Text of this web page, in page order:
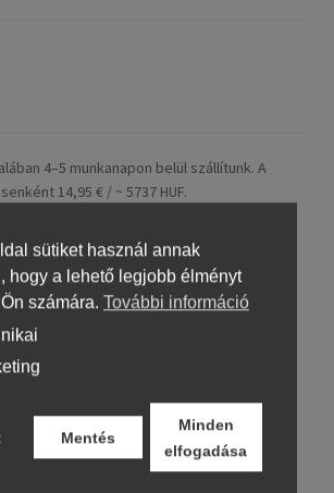
4–5 munkanapon belül szállítunk. A
14,95 € / ~ 5737 HUF.
ár tartalmazza a magyarországi
(ÁFA).
származó, legfeljebb 24 hónapos
Pay, Apple Pay és banki átutalás.
sütiket használ annak
hogy a lehető legjobb élményt
számára. További információ
Mentés
Minden
elfogadása